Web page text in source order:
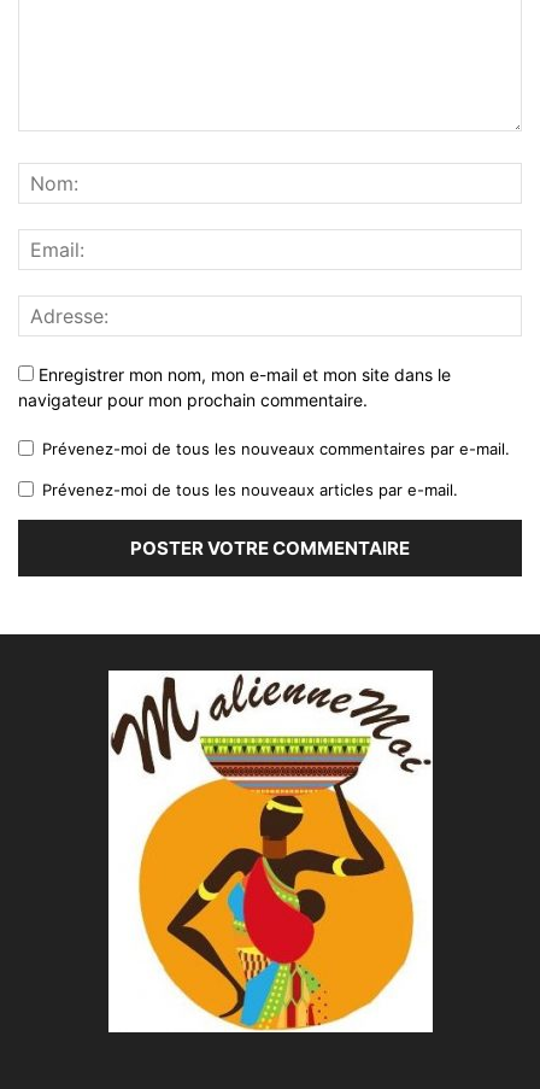
Enregistrer mon nom, mon e-mail et mon site dans le
navigateur pour mon prochain commentaire.
Prévenez-moi de tous les nouveaux commentaires par e-mail.
Prévenez-moi de tous les nouveaux articles par e-mail.